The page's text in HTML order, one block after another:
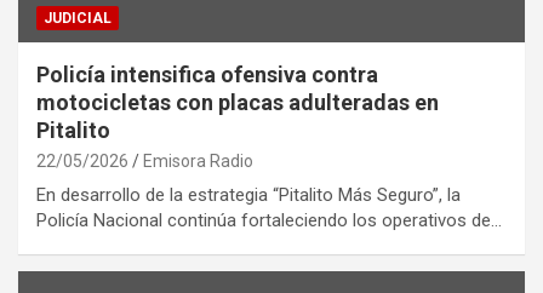
JUDICIAL
Policía intensifica ofensiva contra
motocicletas con placas adulteradas en
Pitalito
22/05/2026 Emisora Radio
En desarrollo de la estrategia “Pitalito Más Seguro”, la
Policía Nacional continúa fortaleciendo los operativos de…